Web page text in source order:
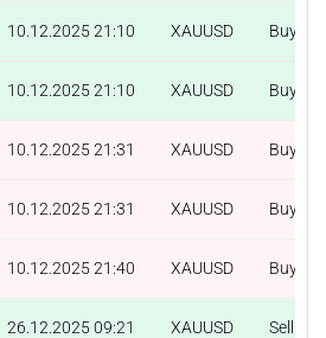
10.12.2025 21:10 XAUUSD Buy
10.12.2025 21:10 XAUUSD Buy
10.12.2025 21:31 XAUUSD Buy
10.12.2025 21:31 XAUUSD Buy
10.12.2025 21:40 XAUUSD Buy
26.12.2025 09:21 XAUUSD Sell